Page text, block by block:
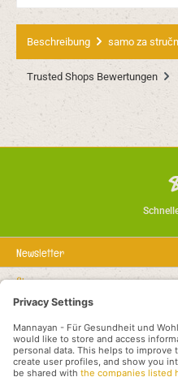
Beschreibung samo za
Trusted Shops Bewertungen
Newsletter
Über uns
Rechtstexte
Service-Hotline
Empfohlene Links